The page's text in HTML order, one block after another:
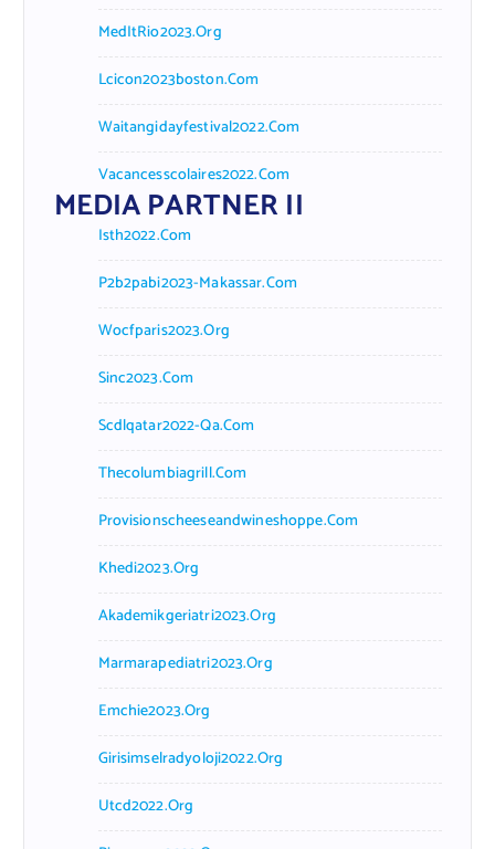
MedItRio2023.org
Lcicon2023boston.com
Waitangidayfestival2022.com
Vacancesscolaires2022.com
MEDIA PARTNER II
Isth2022.com
P2b2pabi2023-Makassar.com
Wocfparis2023.org
Sinc2023.com
Scdlqatar2022-Qa.com
Thecolumbiagrill.com
Provisionscheeseandwineshoppe.com
Khedi2023.org
Akademikgeriatri2023.org
Marmarapediatri2023.org
Emchie2023.org
Girisimselradyoloji2022.org
Utcd2022.org